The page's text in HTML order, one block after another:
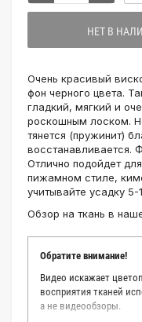
НЕТ В
Очень красивый
фон черного цвета.
гладкий, мягкий и
роскошным лоском.
тянется (пружинит)
восстанавливается.
Отлично подойдет
пижамном стиле,
учитывайте усадку 5-
Обзор на ткань в
Обратите внимание!
Видео искажает
восприятия тканей
а не видеообзоры.